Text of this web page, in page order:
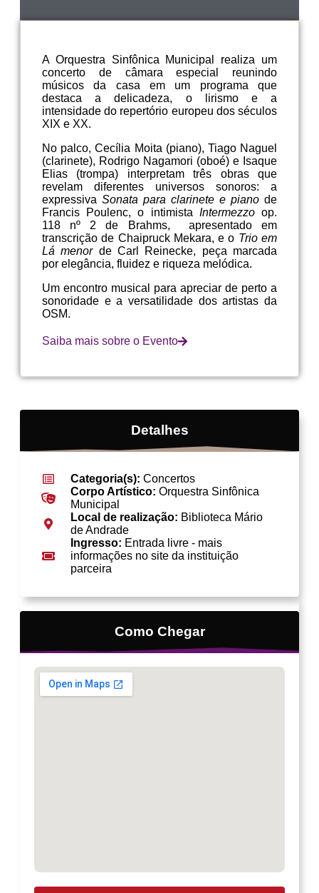
A Orquestra Sinfônica Municipal realiza um
concerto de câmara especial reunindo
músicos da casa em um programa que
destaca a delicadeza, o lirismo e a
intensidade do repertório europeu dos séculos
XIX e XX.
No palco, Cecília Moita (piano), Tiago Naguel
(clarinete), Rodrigo Nagamori (oboé) e Isaque
Elias (trompa) interpretam três obras que
revelam diferentes universos sonoros: a
expressiva Sonata para clarinete e piano de
Francis Poulenc, o intimista Intermezzoop.
118 nº 2 de Brahms, apresentado em
transcrição de Chaipruck Mekara, e o Trio em
Lá menorde Carl Reinecke, peça marcada
por elegância, fluidez e riqueza melódica.
Um encontro musical para apreciar de perto a
sonoridade e a versatilidade dos artistas da
OSM.
Saiba mais sobre o Evento
Detalhes
Categoria(s): Concertos
Corpo Artístico: Orquestra Sinfônica
Municipal
Local de realização: Biblioteca Mário
de Andrade
Ingresso: Entrada livre - mais
informações no site da instituição
parceira
Como Chegar